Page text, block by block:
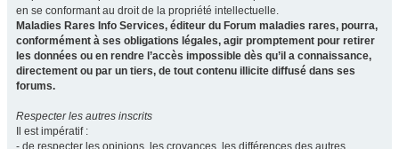
en se conformant au droit de la propriété intellectuelle.
Maladies Rares Info Services, éditeur du Forum maladies rares, pourra,
conformément à ses obligations légales, agir promptement pour retirer
les données ou en rendre l’accès impossible dès qu’il a connaissance,
directement ou par un tiers, de tout contenu illicite diffusé dans ses
forums.
Respecter les autres inscrits
Il est impératif :
- de respecter les opinions, les croyances, les différences des autres